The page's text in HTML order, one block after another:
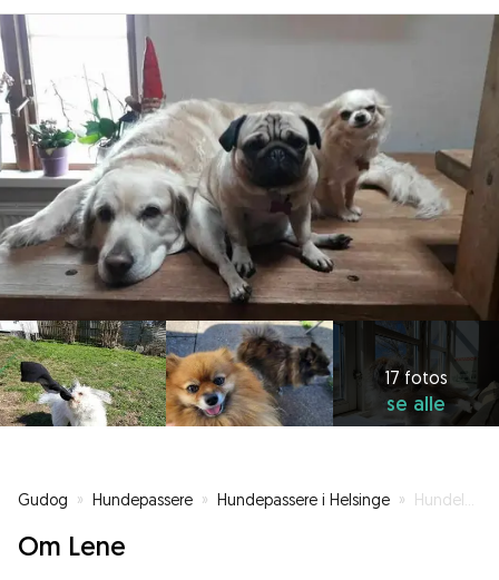
17 fotos
se alle
Gudog » Hundepassere » Hundepassere i Helsinge » Hundeluftning og hundepasning tilbydes.
Om Lene